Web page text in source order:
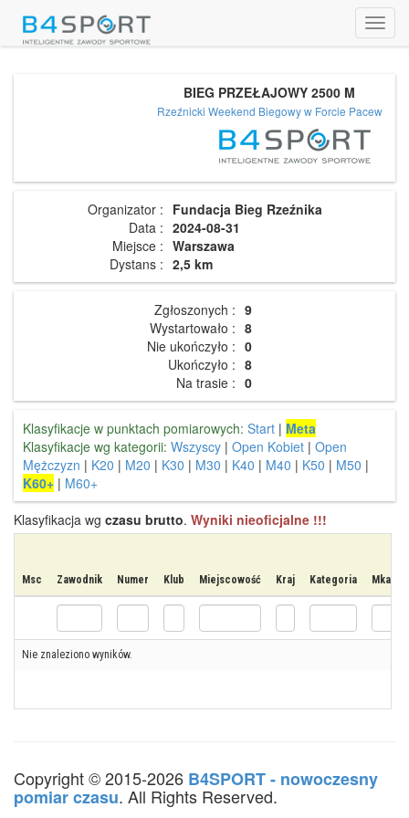
BIEG PRZEŁAJOWY 2500 M
Rzeźnicki Weekend Biegowy w Forcie Pacew
Organizator : Fundacja Bieg Rzeźnika
Data : 2024-08-31
Miejsce : Warszawa
Dystans : 2,5 km
Zgłoszonych : 9
Wystartowało : 8
Nie ukończyło : 0
Ukończyło : 8
Na trasie : 0
Klasyfikacje w punktach pomiarowych: Start | Meta
Klasyfikacje wg kategorii: Wszyscy | Open Kobiet | Open
Mężczyzn | K20 | M20 | K30 | M30 | K40 | M40 | K50 | M50 |
K60+ | M60+
Klasyfikacja wg czasu brutto. Wyniki nieoficjalne !!!
Msc Zawodnik Numer Klub Miejscowość Kraj Kategoria Mkat
Nie znaleziono wyników.
Copyright © 2015-2026 B4SPORT - nowoczesny
pomiar czasu. All Rights Reserved.